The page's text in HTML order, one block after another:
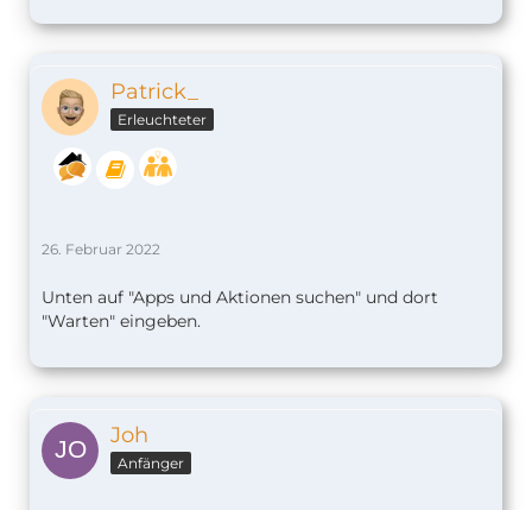
Patrick_
Erleuchteter
26. Februar 2022
Unten auf "Apps und Aktionen suchen" und dort
"Warten" eingeben.
Joh
Anfänger